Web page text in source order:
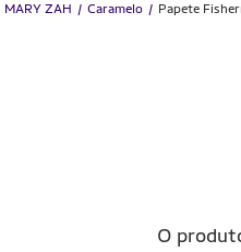
MARY ZAH Caramelo Papete
O